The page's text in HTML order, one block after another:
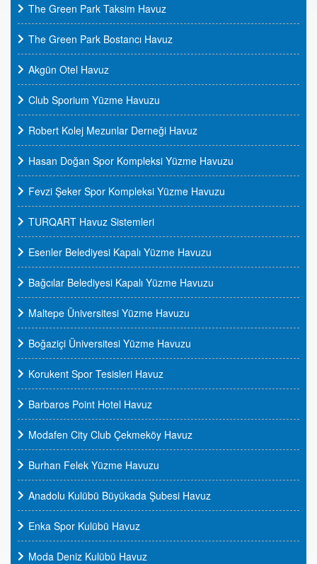
The Green Park Taksim Havuz
The Green Park Bostancı Havuz
Akgün Otel Havuz
Club Sporium Yüzme Havuzu
Robert Kolej Mezunlar Derneği Havuz
Hasan Doğan Spor Kompleksi Yüzme Havuzu
Fevzi Şeker Spor Kompleksi Yüzme Havuzu
TURQART Havuz Sistemleri
Esenler Belediyesi Kapalı Yüzme Havuzu
Bağcılar Belediyesi Kapalı Yüzme Havuzu
Maltepe Üniversitesi Yüzme Havuzu
Boğaziçi Üniversitesi Yüzme Havuzu
Korukent Spor Tesisleri Havuz
Barbaros Point Hotel Havuz
Modafen City Club Çekmeköy Havuz
Burhan Felek Yüzme Havuzu
Anadolu Kulübü Büyükada Şubesi Havuz
Enka Spor Kulübü Havuz
Moda Deniz Kulübü Havuz